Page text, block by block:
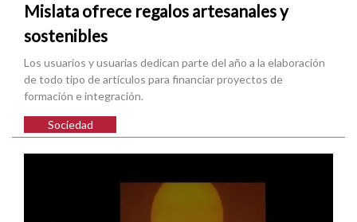
Mislata ofrece regalos artesanales y
sostenibles
Los usuarios y usuarias dedican parte del año a la elaboración
de todo tipo de artículos para financiar proyectos de
formación e integración.
Sociedad